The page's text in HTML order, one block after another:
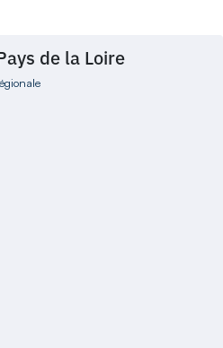
de la Loire